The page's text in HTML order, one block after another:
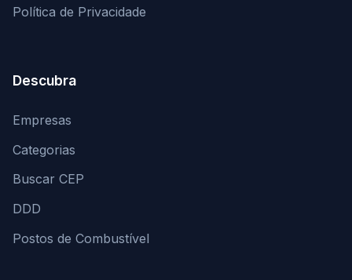
Política de Privacidade
Descubra
Empresas
Categorias
Buscar CEP
DDD
Postos de Combustível